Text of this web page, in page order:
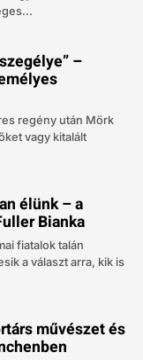
–
regény után Mörk
vagy kitalált
élünk – a
Bianka
fiatalok talán
a választ arra, kik is
művészet és